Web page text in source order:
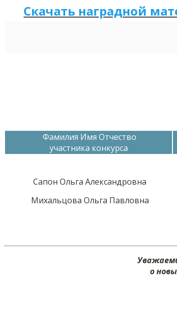
Скачать наградной ма
Фамилия Имя Отчество
участника конкурса
Сапон Ольга Александровна
Михальцова Ольга Павловна
о